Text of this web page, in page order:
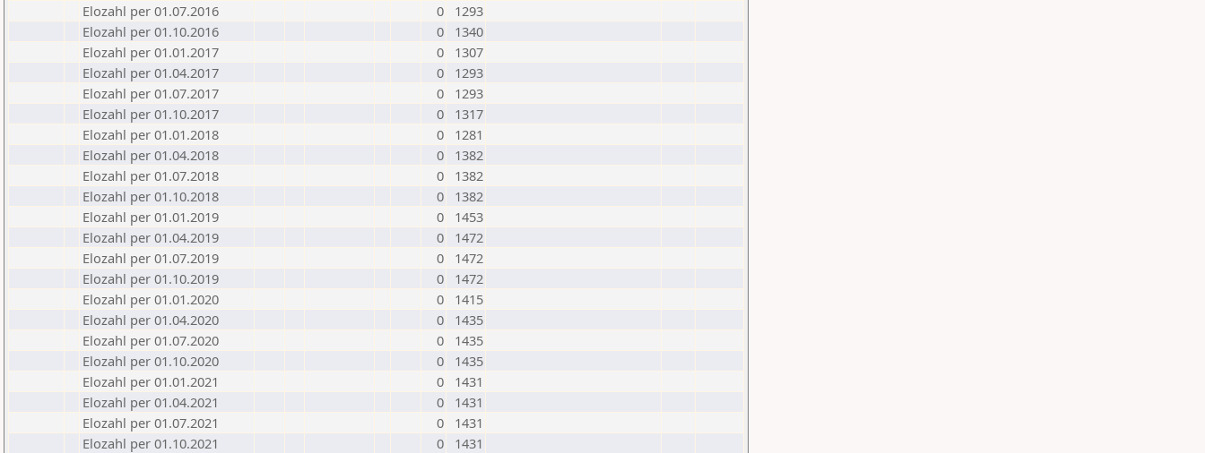
Elozahl per 01.07.2016
0
1293
Elozahl per 01.10.2016
0
1340
Elozahl per 01.01.2017
0
1307
Elozahl per 01.04.2017
0
1293
Elozahl per 01.07.2017
0
1293
Elozahl per 01.10.2017
0
1317
Elozahl per 01.01.2018
0
1281
Elozahl per 01.04.2018
0
1382
Elozahl per 01.07.2018
0
1382
Elozahl per 01.10.2018
0
1382
Elozahl per 01.01.2019
0
1453
Elozahl per 01.04.2019
0
1472
Elozahl per 01.07.2019
0
1472
Elozahl per 01.10.2019
0
1472
Elozahl per 01.01.2020
0
1415
Elozahl per 01.04.2020
0
1435
Elozahl per 01.07.2020
0
1435
Elozahl per 01.10.2020
0
1435
Elozahl per 01.01.2021
0
1431
Elozahl per 01.04.2021
0
1431
Elozahl per 01.07.2021
0
1431
Elozahl per 01.10.2021
0
1431